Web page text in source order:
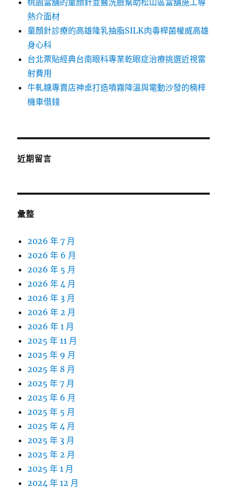
桃園當舖的童顏針並醫洗臉幫助松山區當舖施工導
熱介面材
童顏針診療的高雄隆乳抽脂SILK肉毒桿菌權威高雄
身心科
台北票貼經典台南眼科專業乾眼症治療挑選近視雷
射費用
牛軋糖專賣店神桌打造噴霧降溫與電動沙發的楠梓
機車借錢
近期留言
彙整
2026 年 7 月
2026 年 6 月
2026 年 5 月
2026 年 4 月
2026 年 3 月
2026 年 2 月
2026 年 1 月
2025 年 11 月
2025 年 9 月
2025 年 8 月
2025 年 7 月
2025 年 6 月
2025 年 5 月
2025 年 4 月
2025 年 3 月
2025 年 2 月
2025 年 1 月
2024 年 12 月